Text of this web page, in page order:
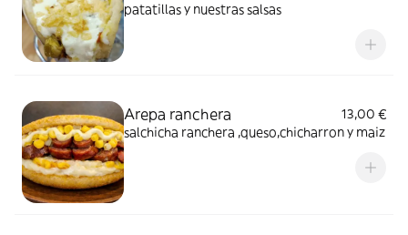
patatillas y nuestras salsas
Arepa ranchera
13,00 €
salchicha ranchera ,queso,chicharron y maiz